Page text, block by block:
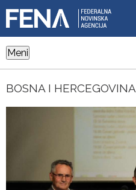
Meni
BOSNA I HERCEGOVINA